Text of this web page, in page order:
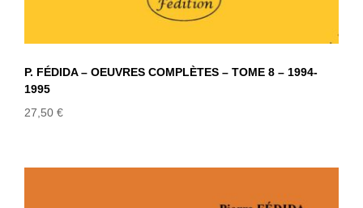
P. FÉDIDA – OEUVRES COMPLÈTES – TOME 8 – 1994-
1995
27,50 €